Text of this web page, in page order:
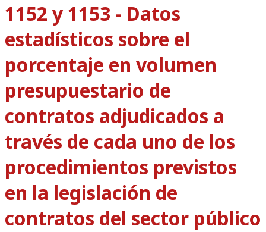
1152 y 1153 - Datos
estadísticos sobre el
porcentaje en volumen
presupuestario de
contratos adjudicados a
través de cada uno de los
procedimientos previstos
en la legislación de
contratos del sector público